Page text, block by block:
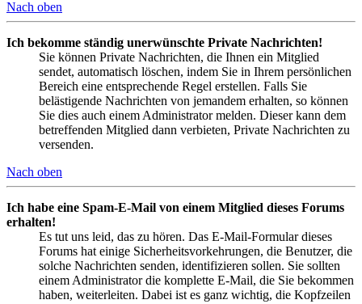
Nach oben
Ich bekomme ständig unerwünschte Private Nachrichten!
Sie können Private Nachrichten, die Ihnen ein Mitglied
sendet, automatisch löschen, indem Sie in Ihrem persönlichen
Bereich eine entsprechende Regel erstellen. Falls Sie
belästigende Nachrichten von jemandem erhalten, so können
Sie dies auch einem Administrator melden. Dieser kann dem
betreffenden Mitglied dann verbieten, Private Nachrichten zu
versenden.
Nach oben
Ich habe eine Spam-E-Mail von einem Mitglied dieses Forums
erhalten!
Es tut uns leid, das zu hören. Das E-Mail-Formular dieses
Forums hat einige Sicherheitsvorkehrungen, die Benutzer, die
solche Nachrichten senden, identifizieren sollen. Sie sollten
einem Administrator die komplette E-Mail, die Sie bekommen
haben, weiterleiten. Dabei ist es ganz wichtig, die Kopfzeilen